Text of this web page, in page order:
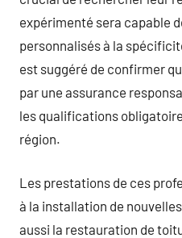
expérimenté sera capable
personnalisés à la
est suggéré de confirmer
par une assurance
les qualifications
région.
Les prestations de ces
à la installation de
aussi la restauration de